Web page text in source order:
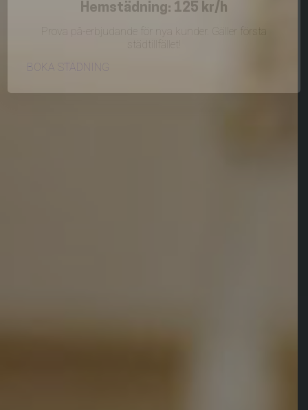
Hemstädning: 125 kr/h
Prova på-erbjudande för nya kunder. Gäller första
BOKA STÄDNING